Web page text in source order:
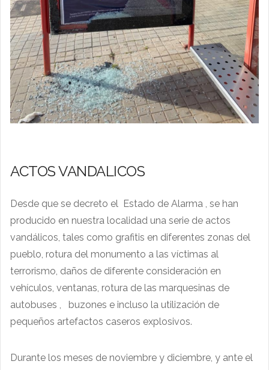
ACTOS VANDALICOS
Desde que se decreto el Estado de Alarma , se han
producido en nuestra localidad una serie de actos
vandálicos, tales como grafitis en diferentes zonas del
pueblo, rotura del monumento a las víctimas al
terrorismo, daños de diferente consideración en
vehículos, ventanas, rotura de las marquesinas de
autobuses , buzones e incluso la utilización de
pequeños artefactos caseros explosivos.
Durante los meses de noviembre y diciembre, y ante el